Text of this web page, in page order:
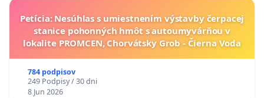
Petícia: Nesúhlas s umiestnením výstavby čerpacej
stanice pohonných hmôt s autoumyvárňou v
lokalite PROMCEN, Chorvátsky Grob - Čierna Voda
784 podpisov
249 Podpisy / 30 dni
8 Jun 2026